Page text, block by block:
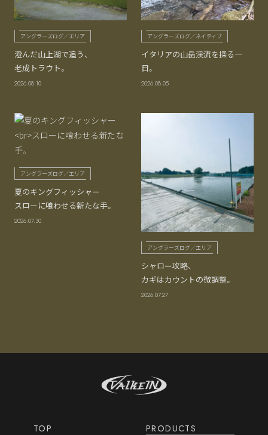
アングラーズログ／エリア
澄んだ山上湖で追う、
老成トラウト。
2026.08.10
アングラーズログ／ネイティブ
イタリアの山岳渓流を探る一
日。
2026.08.05
アングラーズログ／エリア
夏のキングフィッシャー
スローに喰わせる新たな手。
2026.07.30
アングラーズログ／エリア
シャロー攻略、
カギはカウントの微調整。
2026.07.27
TOP PRODUCTS